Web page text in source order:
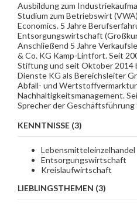
Ausbildung zum
Studium zum Betriebswirt
Economics. 5 Jahre
Entsorgungswirtschaft
Anschließend 5 Jahre
& Co. KG Kamp-Lintfort. Seit
Stiftung und seit Oktober 2014
Dienste KG als Bereichsleiter
Abfall- und
Nachhaltigkeitsmanagement.
Sprecher der
KENNTNISSE (3)
Lebensmitteleinzelhandel
Entsorgungswirtschaft
Kreislaufwirtschaft
LIEBLINGSTHEMEN (3)